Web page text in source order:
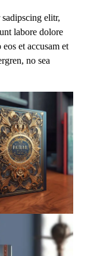
elitr,
labore dolore
et accusam et
no sea